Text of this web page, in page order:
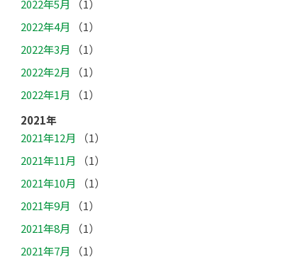
2022年5月
（1）
2022年4月
（1）
2022年3月
（1）
2022年2月
（1）
2022年1月
（1）
2021年
2021年12月
（1）
2021年11月
（1）
2021年10月
（1）
2021年9月
（1）
2021年8月
（1）
2021年7月
（1）